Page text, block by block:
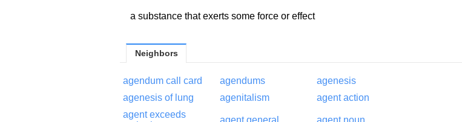
a substance that exerts some force or effect
Neighbors
agendum call card agendums
agenesis
agenesis of lung
agenitalism
agent action
agent exceeds
agent general agent noun